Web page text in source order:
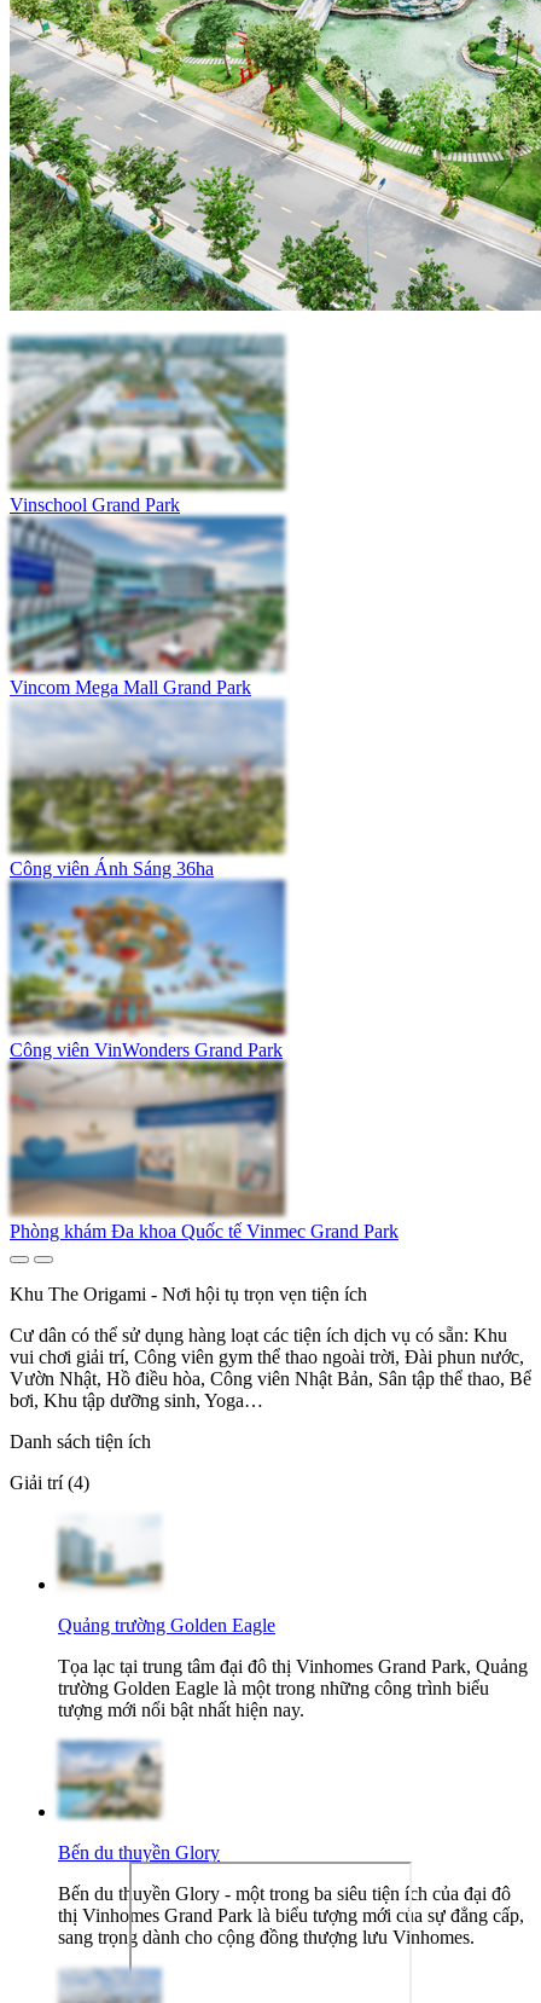
Vinschool Grand Park
Vincom Mega Mall Grand Park
Công viên Ánh Sáng 36ha
Công viên VinWonders Grand Park
Phòng khám Đa khoa Quốc tế Vinmec Grand Park
Khu The Origami - Nơi hội tụ trọn vẹn tiện ích
Cư dân có thể sử dụng hàng loạt các tiện ích dịch vụ có sẵn: Khu
vui chơi giải trí, Công viên gym thể thao ngoài trời, Đài phun nước,
Vườn Nhật, Hồ điều hòa, Công viên Nhật Bản, Sân tập thể thao, Bể
bơi, Khu tập dưỡng sinh, Yoga…
Danh sách tiện ích
Giải trí (4)
Quảng trường Golden Eagle
Tọa lạc tại trung tâm đại đô thị Vinhomes Grand Park, Quảng
trường Golden Eagle là một trong những công trình biểu
tượng mới nổi bật nhất hiện nay.
Bến du thuyền Glory
Bến du thuyền Glory - một trong ba siêu tiện ích của đại đô
thị Vinhomes Grand Park là biểu tượng mới của sự đẳng cấp,
sang trọng dành cho cộng đồng thượng lưu Vinhomes.